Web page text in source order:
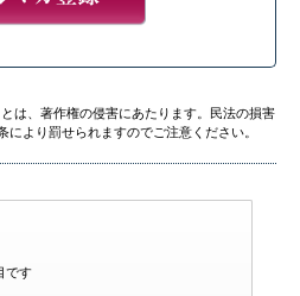
は、著作権の侵害にあたります。民法の損害
より罰せられますのでご注意ください。
です